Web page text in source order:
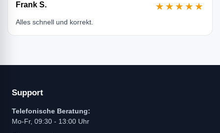
Frank S. ★★★★★
Alles schnell und korrekt.
Support
Telefonische Beratung:
Mo-Fr, 09:30 - 13:00 Uhr